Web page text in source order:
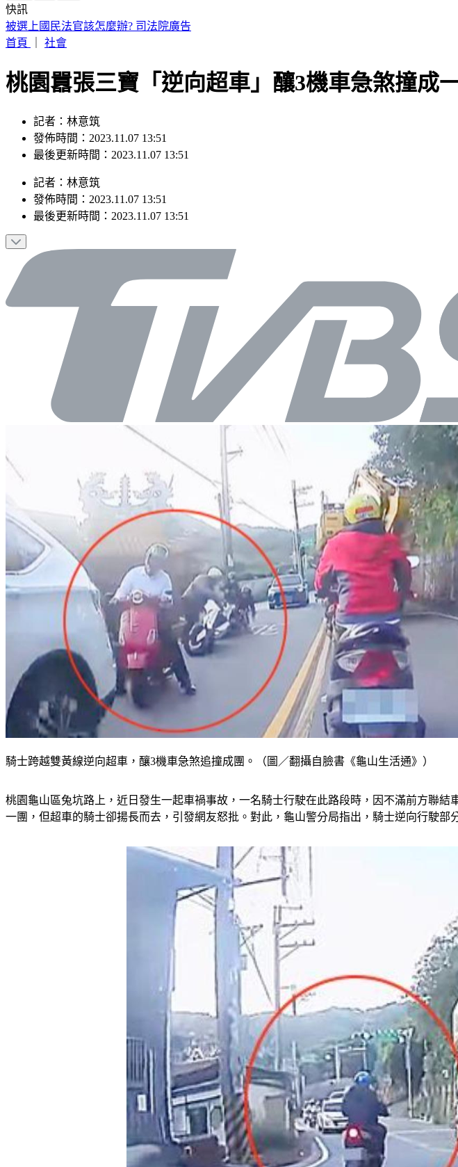
快訊
鴻海4大產品線賣翻 7月營收9465億元刷史上新高
首頁
社會
桃園囂張三寶「逆向超車」釀3機車急煞撞
記者：林意筑
發佈時間：2023.11.07 13:51
最後更新時間：2023.11.07 13:51
記者 ： 林意筑
發佈時間： 2023.11.07 13:51
最後更新時間： 2023.11.07 13:51
騎士跨越雙黃線逆向超車，釀3機車急煞追撞成團。（圖／翻攝自臉書《龜山生活通》）
桃園龜山區兔坑路上，近日發生一起車禍事故，一名騎士行駛在此路段時，因不滿前方聯
一團，但超車的騎士卻揚長而去，引發網友怒批。對此，龜山警分局指出，騎士逆向行駛部